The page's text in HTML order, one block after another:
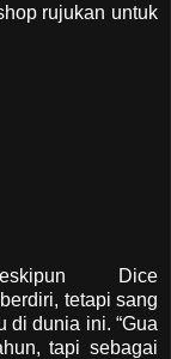
rujukan untuk
Dice
tetapi sang
di dunia ini. “Gua
tapi sebagai